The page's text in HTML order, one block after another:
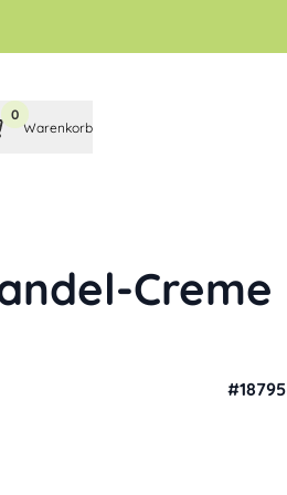
0
Warenkorb
Creme
#18795